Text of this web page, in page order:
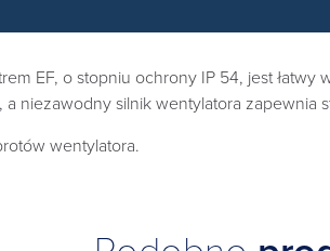
EF, o stopniu ochrony IP 54, jest
niezawodny silnik wentylatora zapewnia
wentylatora.